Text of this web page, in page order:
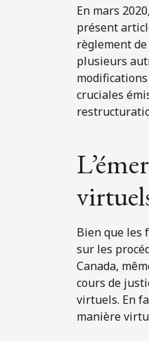
En mars
présent
règlement
plusieurs
cruciales
Bien que les
sur les
Canada,
cours de
virtuels. En
manière